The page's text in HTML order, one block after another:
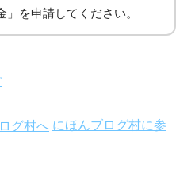
」を申請してください。
にほんブログ村に参